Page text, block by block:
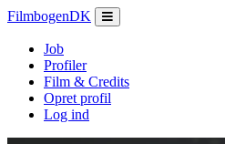
FilmbogenDK
Job
Profiler
Film & Credits
Opret profil
Log ind